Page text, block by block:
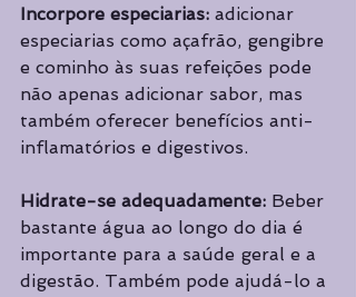
Incorpore especiarias: adicionar
especiarias como açafrão, gengibre
e cominho às suas refeições pode
não apenas adicionar sabor, mas
também oferecer benefícios anti-
inflamatórios e digestivos.
Hidrate-se adequadamente: Beber
bastante água ao longo do dia é
importante para a saúde geral e a
digestão. Também pode ajudá-lo a